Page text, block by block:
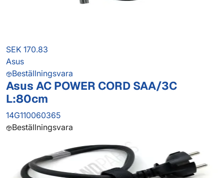
SEK 170.83
Asus
Beställningsvara
Asus AC POWER CORD SAA/3C
L:80cm
14G110060365
Beställningsvara